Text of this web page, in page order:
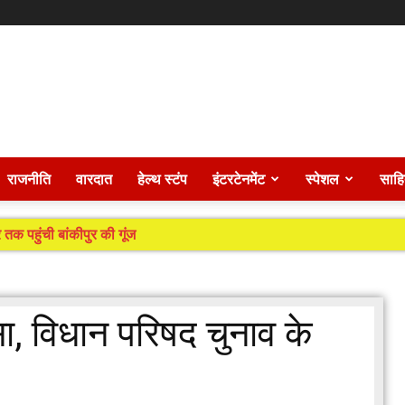
राजनीति वारदात हेल्थ स्टंप इंटरटेनमेंट स्पेशल
तक पहुंची बांकीपुर की गूंज
विधान परिषद चुनाव के